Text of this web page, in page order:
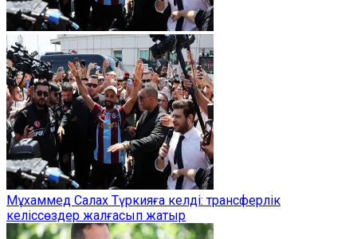
Мұхаммед Салах Түркияға келді: трансферлік
келіссөздер жалғасып жатыр